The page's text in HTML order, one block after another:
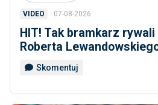
VIDEO 07-08-2026
HIT! Tak bramkarz rywali
Roberta Lewandowskiego
Skomentuj